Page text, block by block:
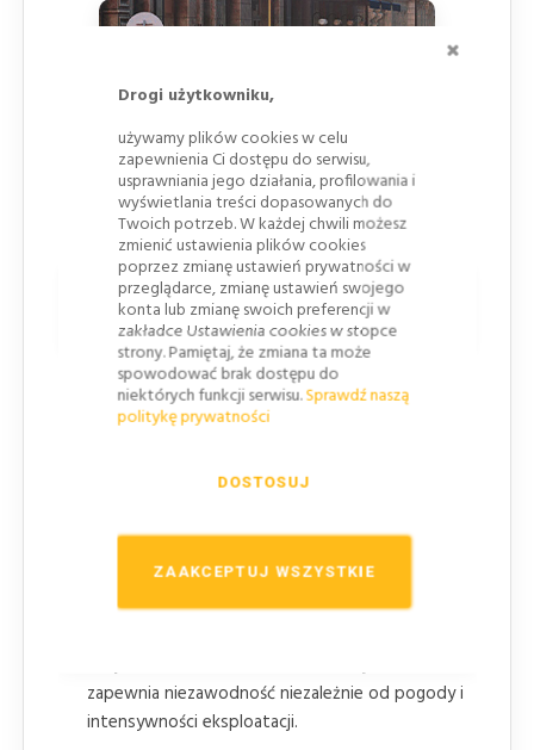
Drogi użytkowniku,
używamy plików cookies w celu
zapewnienia Ci dostępu do serwisu,
usprawniania jego działania, profilowania i
wyświetlania treści dopasowanych do
Twoich potrzeb. W każdej chwili możesz
zmienić ustawienia plików cookies
poprzez zmianę ustawień prywatności w
przeglądarce, zmianę ustawień swojego
konta lub zmianę swoich preferencji w
zakładce Ustawienia cookies w stopce
strony. Pamiętaj, że zmiana ta może
spowodować brak dostępu do
niektórych funkcji serwisu.Sprawdź naszą
politykę prywatności
ZAAKCEPTUJ WSZYSTKIE
DOSTOSUJ
Korzyści stosowania separatora
łańcuchowego
Podnosi poziom bezpieczeństwa
skuteczne wyznaczanie stref ruchu i ograniczanie
Ułatwia organizację przestrzeni drogowej
modyfikacji układu.
Zwiększa widoczność i kontrolę nad ruchem
pomagając w płynnej i bezpiecznej organizacji
zapewnia niezawodność niezależnie od pogody i
intensywności eksploatacji.